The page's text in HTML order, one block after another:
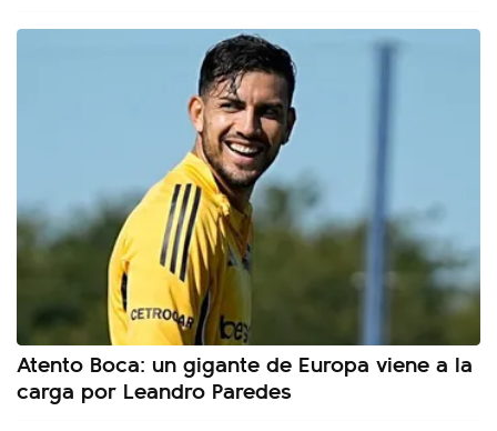
Atento Boca: un gigante de Europa viene a la
carga por Leandro Paredes